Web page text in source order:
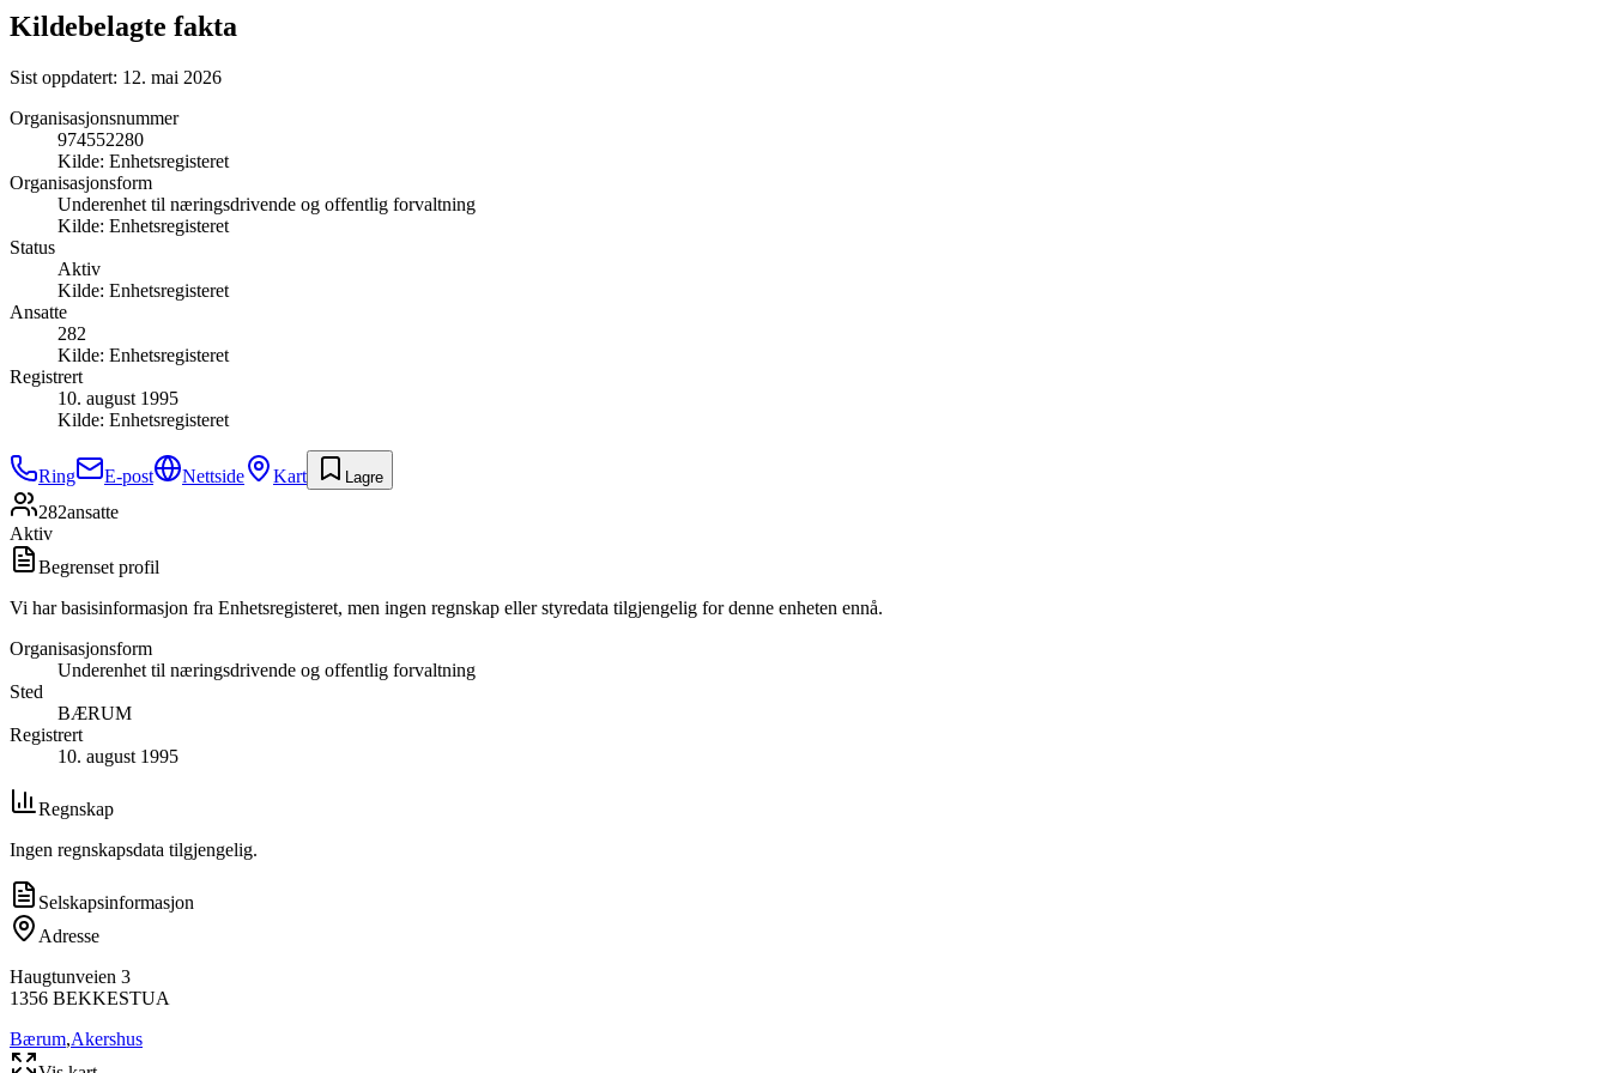
Kildebelagte fakta
Sist oppdatert: 12. mai 2026
Organisasjonsnummer
974552280
Kilde: Enhetsregisteret
Organisasjonsform
Underenhet til næringsdrivende og offentlig forvaltning
Kilde: Enhetsregisteret
Status
Aktiv
Kilde: Enhetsregisteret
Ansatte
282
Kilde: Enhetsregisteret
Registrert
10. august 1995
Kilde: Enhetsregisteret
Ring E-post Nettside Kart Lagre
282ansatte
Aktiv
Begrenset profil
Vi har basisinformasjon fra Enhetsregisteret, men ingen regnskap eller styredata tilgjengelig for denne enheten ennå.
Organisasjonsform
Underenhet til næringsdrivende og offentlig forvaltning
Sted
BÆRUM
Registrert
10. august 1995
Regnskap
Ingen regnskapsdata tilgjengelig.
Selskapsinformasjon
Adresse
Haugtunveien 3
1356 BEKKESTUA
Bærum,Akershus